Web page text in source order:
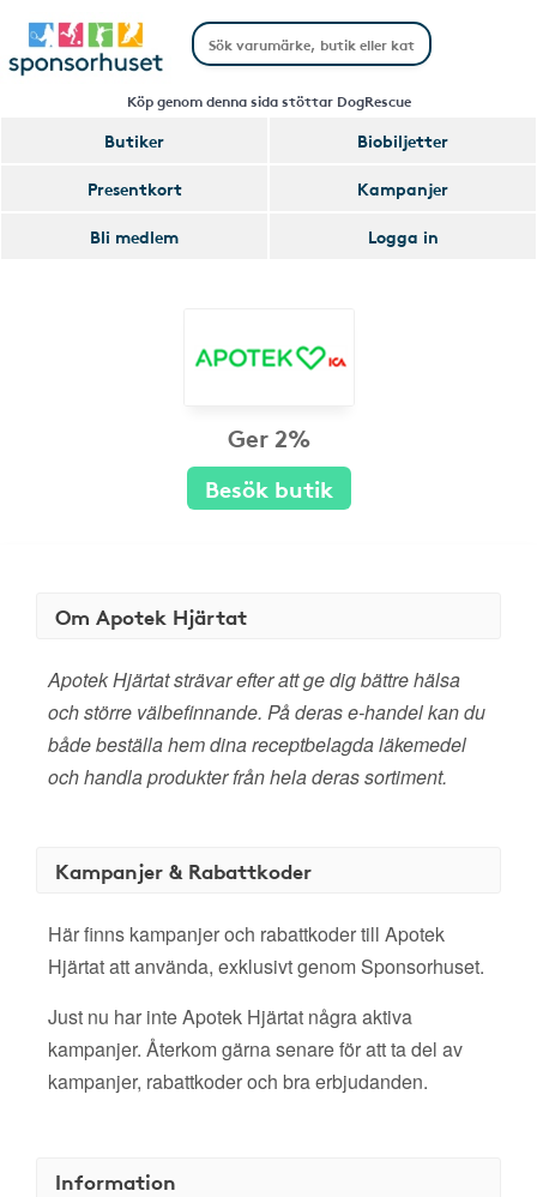
Köp genom denna sida stöttar DogRescue
Butiker
Biobiljetter
Presentkort
Kampanjer
Bli medlem
Logga in
Ger 2%
Besök butik
Om Apotek Hjärtat
Apotek Hjärtat strävar efter att ge dig bättre hälsa
och större välbefinnande. På deras e-handel kan du
både beställa hem dina receptbelagda läkemedel
och handla produkter från hela deras sortiment.
Kampanjer & Rabattkoder
Här finns kampanjer och rabattkoder till Apotek
Hjärtat att använda, exklusivt genom Sponsorhuset.
Just nu har inte Apotek Hjärtat några aktiva
kampanjer. Återkom gärna senare för att ta del av
kampanjer, rabattkoder och bra erbjudanden.
Information